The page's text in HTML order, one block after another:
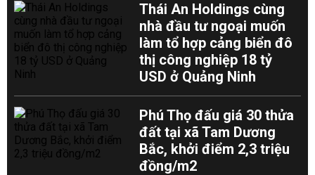
Thái An Holdings cùng
nhà đầu tư ngoại muốn
làm tổ hợp cảng biển đô
thị công nghiệp 18 tỷ
USD ở Quảng Ninh
Phú Thọ đấu giá 30 thửa
đất tại xã Tam Dương
Bắc, khởi điểm 2,3 triệu
đồng/m2